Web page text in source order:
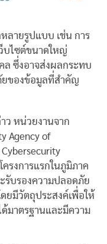
ลายรูปแบบ เช่น การ
ว็บไซต์ขนาดใหญ่
ล ซึ่งอาจส่งผลกระทบ
ยของข้อมูลที่สำคัญ
ว หน่วยงานจาก
Agency of
Cybersecurity
ครงการแรกในภูมิภาค
รับรองความปลอดภัย
ยมีวัตถุประสงค์เพื่อให้
มาตรฐานและมีความ